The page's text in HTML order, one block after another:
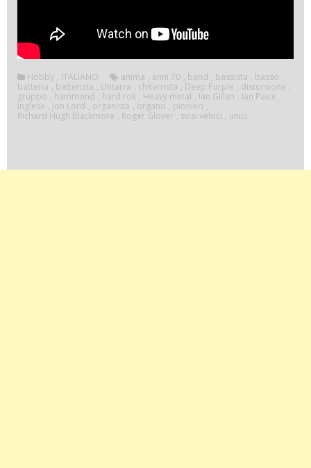
Hobby , ITALIANO anima , anni 70 , band , bassista , basso ,
batteria , batterista , chitarra , chitarrista , Deep Purple , distorsione ,
gruppo , hammond , hard rok , Heavy metal , Ian Gillan , Ian Paice ,
inglese , Jon Lord , organista , organo , pionieri ,
Richard Hugh Blackmore , Roger Glover , svisi veloci , unici